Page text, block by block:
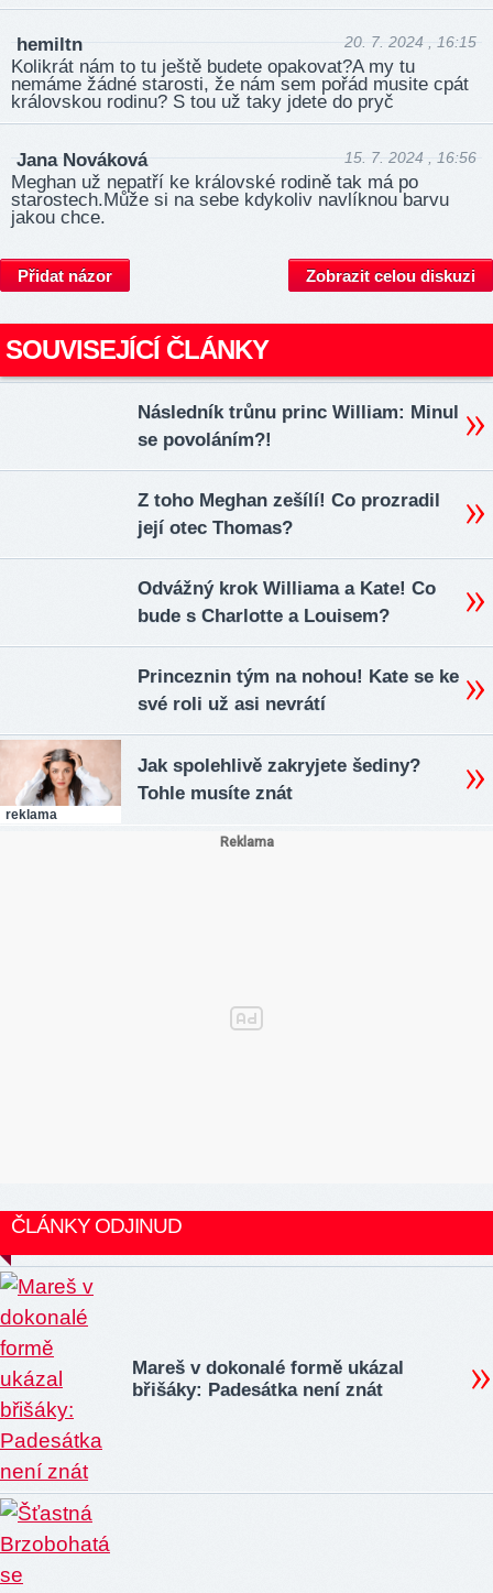
hemiltn 20. 7. 2024 , 16:15
Kolikrát nám to tu ještě budete opakovat?A my tu
nemáme žádné starosti, že nám sem pořád musite cpát
královskou rodinu? S tou už taky jdete do pryč
Jana Nováková 15. 7. 2024 , 16:56
Meghan už nepatří ke královské rodině tak má po
starostech.Může si na sebe kdykoliv navlíknou barvu
jakou chce.
Přidat názor Zobrazit celou diskuzi
SOUVISEJÍCÍ ČLÁNKY
Následník trůnu princ William: Minul
se povoláním?!
Z toho Meghan zešílí! Co prozradil
její otec Thomas?
Odvážný krok Williama a Kate! Co
bude s Charlotte a Louisem?
Princeznin tým na nohou! Kate se ke
své roli už asi nevrátí
reklama
Jak spolehlivě zakryjete šediny?
Tohle musíte znát
ČLÁNKY ODJINUD
Mareš v dokonalé formě ukázal
břišáky: Padesátka není znát